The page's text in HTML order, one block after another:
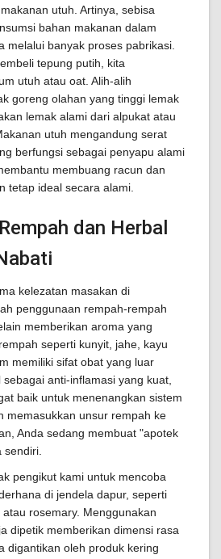
utuh. Artinya, sebisa
bahan makanan dalam
melalui banyak proses pabrikasi.
tepung putih, kita
utuh atau oat. Alih-alih
goreng olahan yang tinggi lemak
lemak alami dari alpukat atau
utuh mengandung serat
berfungsi sebagai penyapu alami
membuang racun dan
tetap ideal secara alami.
dan Herbal
kelezatan masakan di
penggunaan rempah-rempah
memberikan aroma yang
seperti kunyit, jahe, kayu
memiliki sifat obat yang luar
sebagai anti-inflamasi yang kuat,
baik untuk menenangkan sistem
memasukkan unsur rempah ke
Anda sedang membuat "apotek
sendiri.
pengikut kami untuk mencoba
di jendela dapur, seperti
rosemary. Menggunakan
dipetik memberikan dimensi rasa
digantikan oleh produk kering